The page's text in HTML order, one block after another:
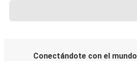
Conectándote con el mundo